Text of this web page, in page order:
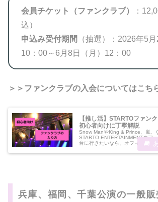
会員チケット（ファンクラブ）
：
込）
申込み受付期間
（抽選）：2026年5月
10：00～6月8日（月）12：00
＞＞ファンクラブの入会についてはこち
【推し活】STARTOファン
初心者向けに丁寧解説
Snow ManやKing & Prince、嵐、
STARTO ENTERTAINMENTのア
台に行きたいなら、オフィシャル
必須です。トーク番組「ボクらの
の2...
兵庫、福岡、千葉公演の一般販